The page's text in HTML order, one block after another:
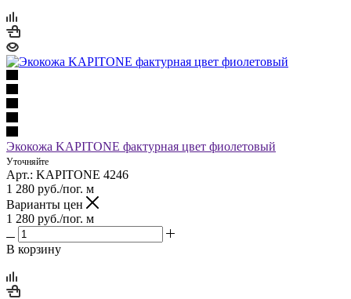
Экокожа KAPITONE фактурная цвет фиолетовый
Уточняйте
Арт.: KAPITONE 4246
1 280 руб./пог. м
Варианты цен
1 280 руб./пог. м
В корзину